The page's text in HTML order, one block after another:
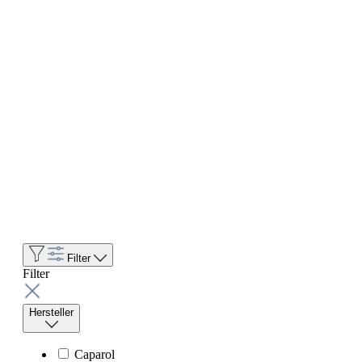
Filter
Filter
Hersteller
Caparol